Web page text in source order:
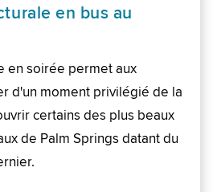
en bus au
en soirée permet aux
d'un moment privilégié de la
certains des plus beaux
de Palm Springs datant du